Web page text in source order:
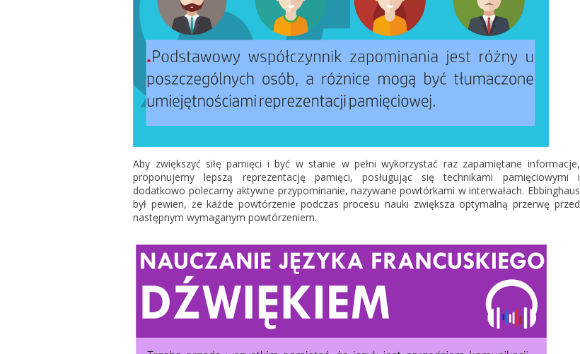
Aby zwiększyć siłę pamięci i być w stanie w pełni wykorzystać raz zapamiętane informacje,
proponujemy lepszą reprezentację pamięci, posługując się technikami pamięciowymi i
dodatkowo polecamy aktywne przypominanie, nazywane powtórkami w interwałach. Ebbinghaus
był pewien, że każde powtórzenie podczas procesu nauki zwiększa optymalną przerwę przed
następnym wymaganym powtórzeniem.